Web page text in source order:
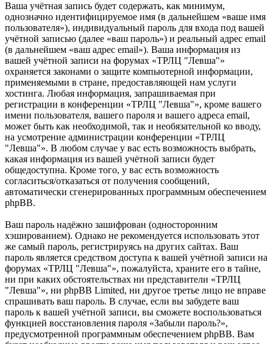
Ваша учётная запись будет содержать, как минимум,
однозначно идентифицируемое имя (в дальнейшем «ваше имя
пользователя»), индивидуальный пароль для входа под вашей
учётной записью (далее «ваш пароль») и реальный адрес email
(в дальнейшем «ваш адрес email»). Ваша информация из
вашей учётной записи на форумах «ТРЛЦ "Левша"»
охраняется законами о защите компьютерной информации,
применяемыми в стране, предоставляющей нам услуги
хостинга. Любая информация, запрашиваемая при
регистрации в конференции «ТРЛЦ "Левша"», кроме вашего
имени пользователя, вашего пароля и вашего адреса email,
может быть как необходимой, так и необязательной ко вводу,
на усмотрение администрации конференции «ТРЛЦ
"Левша"». В любом случае у вас есть возможность выбрать,
какая информация из вашей учётной записи будет
общедоступна. Кроме того, у вас есть возможность
согласиться/отказаться от получения сообщений,
автоматически сгенерированных программным обеспечением
phpBB.
Ваш пароль надёжно зашифрован (односторонним
хэшированием). Однако не рекомендуется использовать этот
же самый пароль, регистрируясь на других сайтах. Ваш
пароль является средством доступа к вашей учётной записи на
форумах «ТРЛЦ "Левша"», пожалуйста, храните его в тайне,
ни при каких обстоятельствах ни представители «ТРЛЦ
"Левша"», ни phpBB Limited, ни другое третье лицо не вправе
спрашивать ваш пароль. В случае, если вы забудете ваш
пароль к вашей учётной записи, вы сможете воспользоваться
функцией восстановления пароля «Забыли пароль?»,
предусмотренной программным обеспечением phpBB. Вам